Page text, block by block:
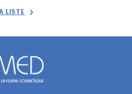
LISTE